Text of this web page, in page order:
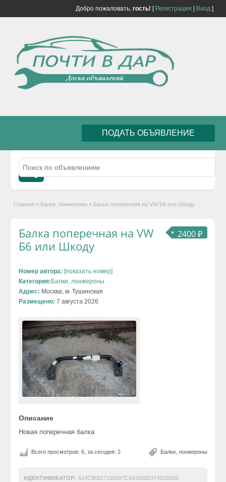
Добро пожаловать, гость! [ Регистрация Вход]
ПОДАТЬ ОБЪЯВЛЕНИЕ
Главная » Балки, лонжероны » Балка поперечная на VW Б6 или Шкоду
2400 ₽
Балка поперечная на VW
Б6 или Шкоду
Номер автора: [показать номер]
Категория: Балки, лонжероны
Адрес: Москва, м. Тушинская
Размещено: 7 августа 2026
Описание
Новая поперечная балка
Балки, лонжероны
Всего просмотров: 6, за сегодня: 2
ИДЕНТИФИКАТОР: A14C85817160597C943056B374516D06